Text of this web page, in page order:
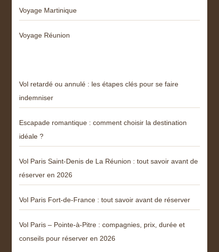
Voyage Martinique
Voyage Réunion
Vol retardé ou annulé : les étapes clés pour se faire
indemniser
Escapade romantique : comment choisir la destination
idéale ?
Vol Paris Saint-Denis de La Réunion : tout savoir avant de
réserver en 2026
Vol Paris Fort-de-France : tout savoir avant de réserver
Vol Paris – Pointe-à-Pitre : compagnies, prix, durée et
conseils pour réserver en 2026